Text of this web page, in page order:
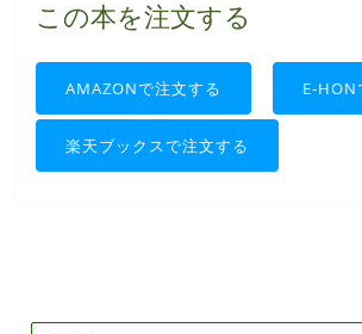
この本を注文する
AMAZONで注文する E-HON
楽天ブックスで注文する